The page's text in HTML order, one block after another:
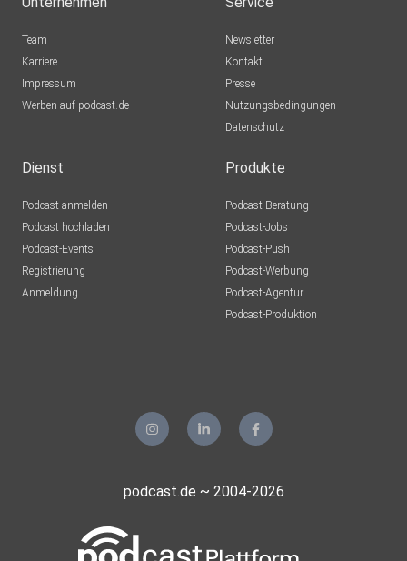
Team
Karriere
Impressum
Werben auf podcast.de
Newsletter
Kontakt
Presse
Nutzungsbedingungen
Datenschutz
Dienst
Podcast anmelden
Podcast hochladen
Podcast-Events
Registrierung
Anmeldung
Produkte
Podcast-Beratung
Podcast-Jobs
Podcast-Push
Podcast-Werbung
Podcast-Agentur
Podcast-Produktion
podcast.de ~ 2004-2026